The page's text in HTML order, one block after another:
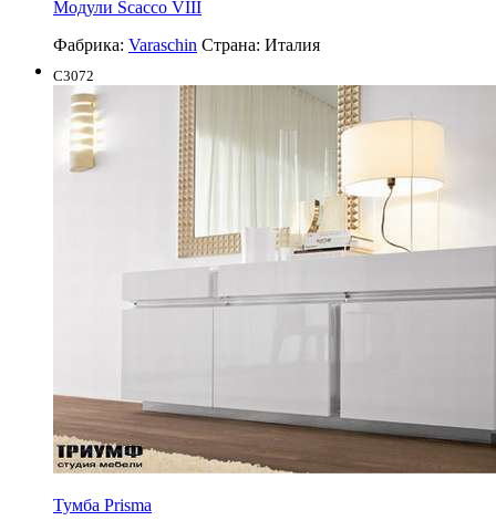
Модули Scacco VIII
Фабрика: Varaschin Страна: Италия
C3072
Тумба Prisma